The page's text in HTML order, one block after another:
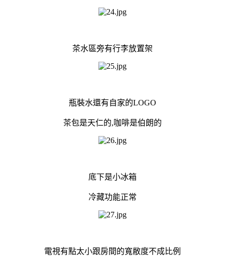
茶水區旁有行李放置架
瓶裝水還有自家的LOGO
茶包是天仁的,咖啡是伯朗的
底下是小冰箱
冷藏功能正常
電視有點太小跟房間的寬敝度不成比例